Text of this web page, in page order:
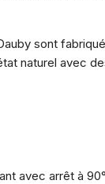
sont
naturel avec
avec arrêt à